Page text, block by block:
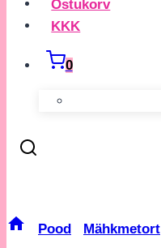
Ostukorv
KKK
0
Pood Mähkmetort